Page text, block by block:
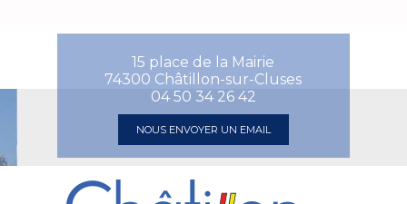
15 place de la Mairie
74300 Châtillon-sur-Cluses
04 50 34 26 42
NOUS ENVOYER UN EMAIL